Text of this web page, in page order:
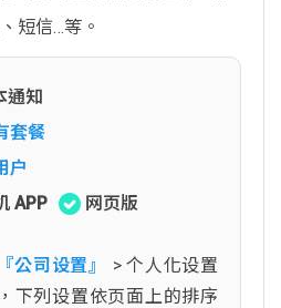
短信…等。
通知
套餐
户
APP
网页版
公司设置』
> 个人化设置
下列设置依页面上的排序